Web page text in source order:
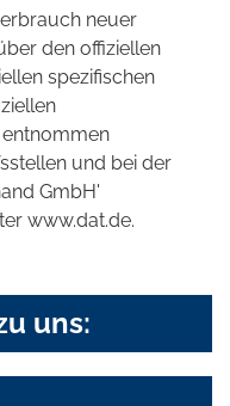
neuer
den offiziellen
spezifischen
und bei der
GmbH'
www.dat.de.
uns: